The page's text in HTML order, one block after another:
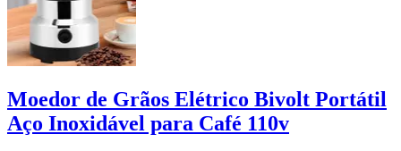
Moedor de Grãos Elétrico Bivolt Portátil
Aço Inoxidável para Café 110v